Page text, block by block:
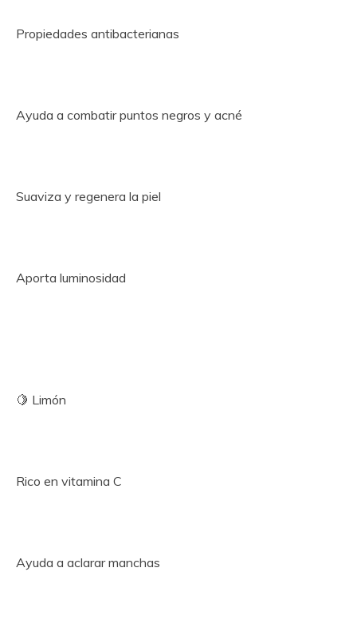
Propiedades antibacterianas
Ayuda a combatir puntos negros y acné
Suaviza y regenera la piel
Aporta luminosidad
🍋 Limón
Rico en vitamina C
Ayuda a aclarar manchas